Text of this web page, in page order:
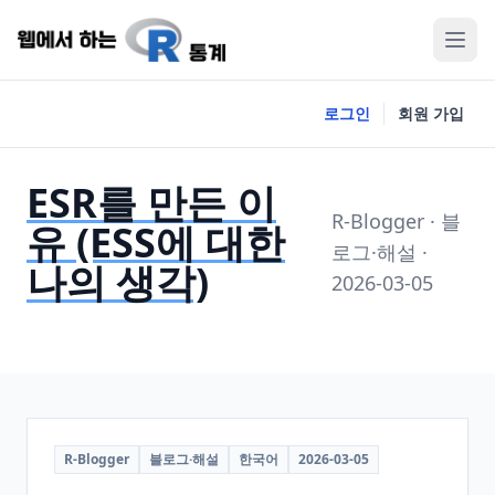
로그인 회원 가입
ESR를 만든 이
유 (ESS에 대한
나의 생각)
R-Blogger · 블
로그·해설 ·
2026-03-05
R-Blogger 블로그·해설 한국어 2026-03-05